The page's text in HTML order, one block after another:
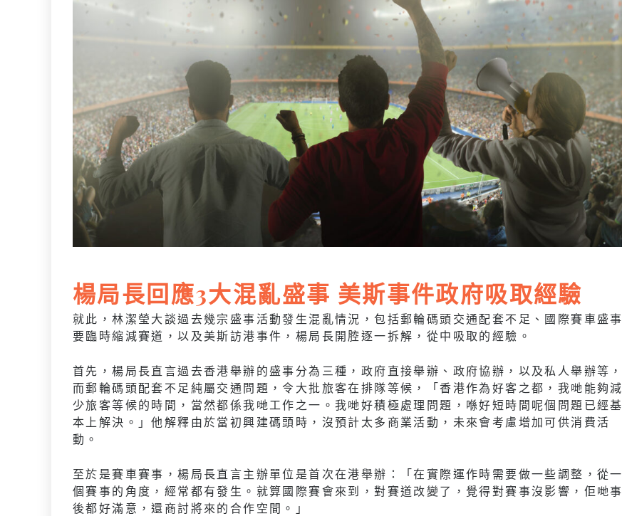
楊局長回應3大混亂盛事 美斯事件政府吸取經驗
就此，林潔瑩大談過去幾宗盛事活動發生混亂情況，包括郵輪碼頭交通配套不足、國際賽車盛事
要臨時縮減賽道，以及美斯訪港事件，楊局長開腔逐一拆解，從中吸取的經驗。
首先，楊局長直言過去香港舉辦的盛事分為三種，政府直接舉辦、政府協辦，以及私人舉辦等，
而郵輪碼頭配套不足純屬交通問題，令大批旅客在排隊等候，「香港作為好客之都，我哋能夠減
少旅客等候的時間，當然都係我哋工作之一。我哋好積極處理問題，喺好短時間呢個問題已經基
本上解決。」他解釋由於當初興建碼頭時，沒預計太多商業活動，未來會考慮增加可供消費活
動。
至於是賽車賽事，楊局長直言主辦單位是首次在港舉辦：「在實際運作時需要做一些調整，從一
個賽事的角度，經常都有發生。就算國際賽會來到，對賽道改變了，覺得對賽事沒影響，佢哋事
後都好滿意，還商討將來的合作空間。」